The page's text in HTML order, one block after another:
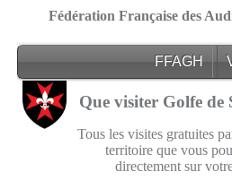
Fédération Française des
FFAGH
Que visiter Golfe de
Tous les visites gratuites
territoire que vous
directement sur